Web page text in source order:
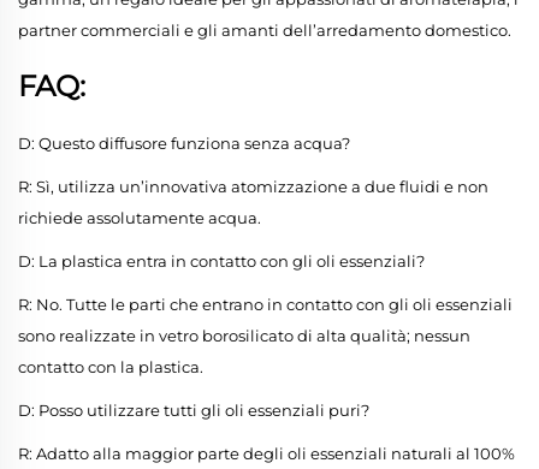
partner commerciali e gli amanti dell’arredamento domestico.
FAQ:
D: Questo diffusore funziona senza acqua?
R: Sì, utilizza un’innovativa atomizzazione a due fluidi e non
richiede assolutamente acqua.
D: La plastica entra in contatto con gli oli essenziali?
R: No. Tutte le parti che entrano in contatto con gli oli essenziali
sono realizzate in vetro borosilicato di alta qualità; nessun
contatto con la plastica.
D: Posso utilizzare tutti gli oli essenziali puri?
R: Adatto alla maggior parte degli oli essenziali naturali al 100%